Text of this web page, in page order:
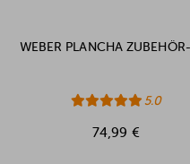
WEBER PLANCHA ZUBEHÖR-
5.0
74,99 €